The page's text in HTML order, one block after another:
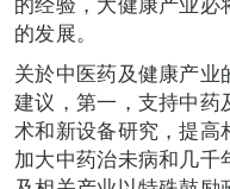
的发展。
关於中医药及健康产业
建议，第一，支持中药
术和新设备研究，提高
加大中药治未病和几